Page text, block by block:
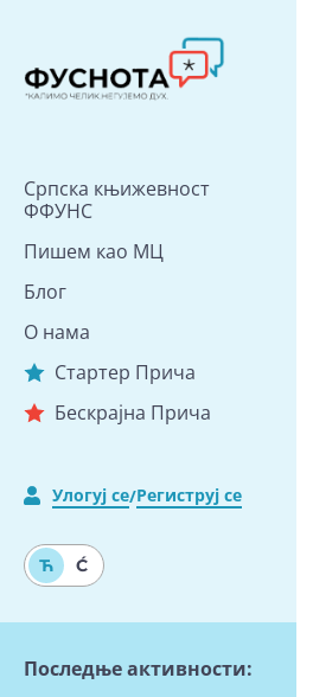
цонтент
Српска књижевност
ФФУНС
Пишем као МЦ
Блог
О нама
Стартер Прича
Бескрајна Прича
Улогуј се/Региструј се
Ћ Ć
Последње активности: